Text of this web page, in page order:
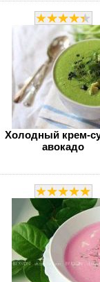
Холодный крем-
авокадо